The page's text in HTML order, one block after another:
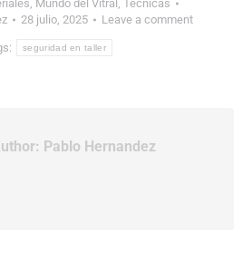
, Mundo del Vitral ,
Técnicas
28 julio, 2025 Leave a comment
seguridad en taller
Pablo Hernandez